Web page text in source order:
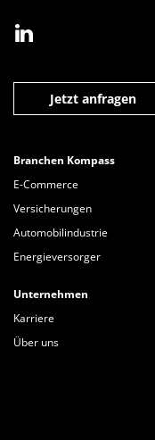
Jetzt anfragen
Branchen Kompass
E-Commerce
Versicherungen
Automobilindustrie
Energieversorger
Unternehmen
Karriere
Über uns